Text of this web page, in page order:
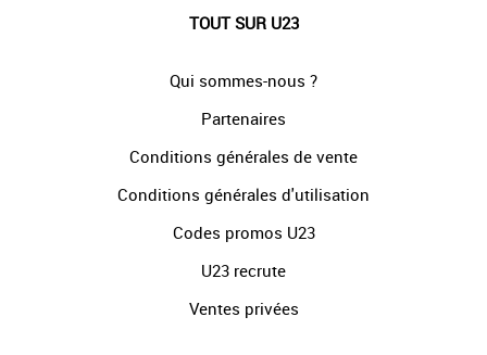
TOUT SUR U23
Qui sommes-nous ?
Partenaires
Conditions générales de vente
Conditions générales d'utilisation
Codes promos U23
U23 recrute
Ventes privées